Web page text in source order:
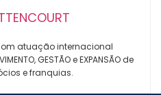
atuação internacional
GESTÃO e EXPANSÃO de
e franquias.